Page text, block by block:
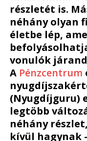
részletét is.
néhány olyan
életbe lép,
vonulók
A Pénzcentrum
(Nyugdíjguru)
legtöbb
néhány
kívül hagynak